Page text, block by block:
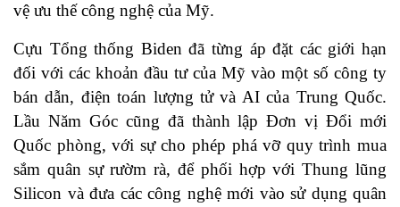
vệ ưu thế công nghệ của Mỹ.
Cựu Tổng thống Biden đã từng áp đặt các giới hạn
đối với các khoản đầu tư của Mỹ vào một số công ty
bán dẫn, điện toán lượng tử và AI của Trung Quốc.
Lầu Năm Góc cũng đã thành lập Đơn vị Đổi mới
Quốc phòng, với sự cho phép phá vỡ quy trình mua
sắm quân sự rườm rà, để phối hợp với Thung lũng
Silicon và đưa các công nghệ mới vào sử dụng quân